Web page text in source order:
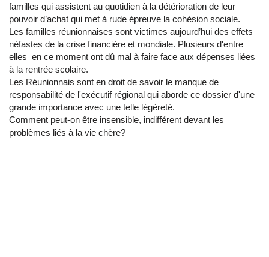
familles qui assistent au quotidien à la détérioration de leur
pouvoir d’achat qui met à rude épreuve la cohésion sociale.
Les familles réunionnaises sont victimes aujourd’hui des effets
néfastes de la crise financière et mondiale. Plusieurs d'entre
elles en ce moment ont dû mal à faire face aux dépenses liées
à la rentrée scolaire.
Les Réunionnais sont en droit de savoir le manque de
responsabilité de l'exécutif régional qui aborde ce dossier d'une
grande importance avec une telle légèreté.
Comment peut-on être insensible, indifférent devant les
problèmes liés à la vie chère?